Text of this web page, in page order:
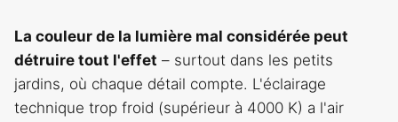
La couleur de la lumière mal considérée peut
détruire tout l'effet – surtout dans les petits
jardins, où chaque détail compte. L'éclairage
technique trop froid (supérieur à 4000 K) a l'air